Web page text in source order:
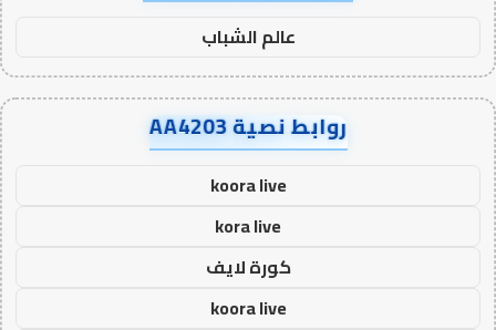
عالم الشباب
روابط نصية AA4203
koora live
kora live
كورة لايف
koora live